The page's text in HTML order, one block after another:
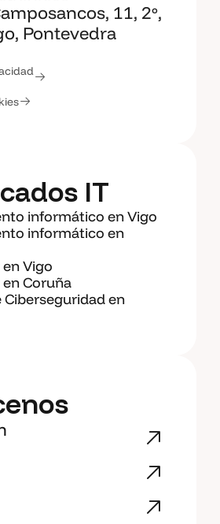
11, 2º,
Pontevedra
IT
informático en Vigo
informático en
Vigo
Coruña
Ciberseguridad en